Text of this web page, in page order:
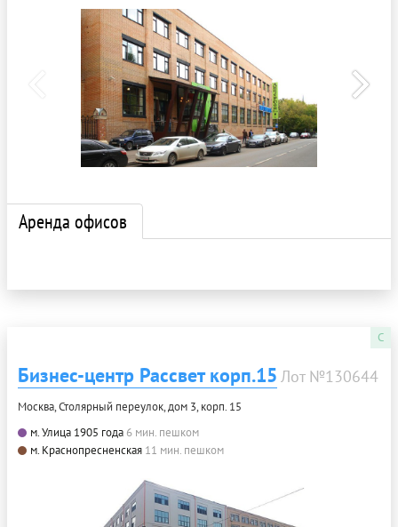
Аренда офисов
C
Бизнес-центр Рассвет корп.15 Лот №130644
Москва, Столярный переулок, дом 3, корп. 15
м. Улица 1905 года 6 мин. пешком
м. Краснопресненская 11 мин. пешком